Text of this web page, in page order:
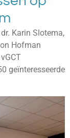
Karin Slotema,
Hofman
geïnteresseerde